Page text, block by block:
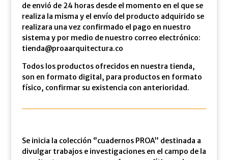
de envió de 24 horas desde el momento en el que se
realiza la misma y el envío del producto adquirido se
realizara una vez confirmado el pago en nuestro
sistema y por medio de nuestro correo electrónico:
tienda@proaarquitectura.co
Todos los productos ofrecidos en nuestra tienda,
son en formato digital, para productos en formato
físico, confirmar su existencia con anterioridad.
Se inicia la colección ‘’cuadernos PROA’’ destinada a
divulgar trabajos e investigaciones en el campo de la